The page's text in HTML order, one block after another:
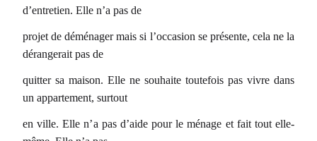
d’entretien. Elle n’a pas de
projet de déménager mais si l’occasion se présente, cela ne la
dérangerait pas de
quitter sa maison. Elle ne souhaite toutefois pas vivre dans
un appartement, surtout
en ville. Elle n’a pas d’aide pour le ménage et fait tout elle-